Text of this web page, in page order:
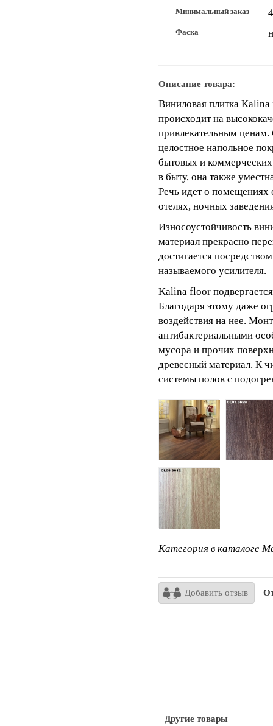
Минимальный заказ
Фаска
Описание товара:
Виниловая плитка Kalina
происходит на
привлекательным ценам.
целостное напольное
бытовых и
в быту, она также
Речь идет о помещениях
отелях, ночных
Износоустойчивость
материал прекрасно
достигается
называемого усилителя.
Kalina floor
Благодаря этому даже
воздействия на нее.
антибактериальными
мусора и прочих
древесный материал. К
системы полов с
Категория в каталоге
Добавить отзыв
Другие товары